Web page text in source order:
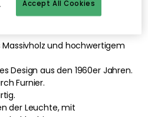
Accept All Cookies